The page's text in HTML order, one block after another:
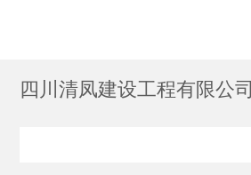
四川清凤建设工程有限公司